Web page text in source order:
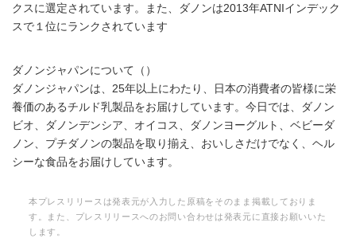
クスに選定されています。また、ダノンは2013年ATNIインデック
スで１位にランクされています
ダノンジャパンについて（ ）
ダノンジャパンは、25年以上にわたり、日本の消費者の皆様に栄
養価のあるチルド乳製品をお届けしています。今日では、ダノン
ビオ、ダノンデンシア、オイコス、ダノンヨーグルト、ベビーダ
ノン、プチダノンの製品を取り揃え、おいしさだけでなく、ヘル
シーな食品をお届けしています。
本プレスリリースは発表元が入力した原稿をそのまま掲載しておりま
す。また、プレスリリースへのお問い合わせは発表元に直接お願いいた
します。